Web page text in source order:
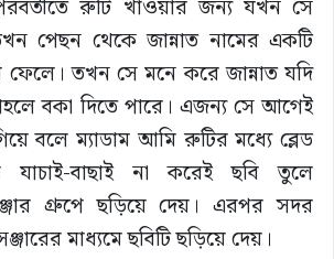
রুটি খাওয়ার জন্য যখন সে
পেছন থেকে জান্নাত নামের একটি
ফেলে। তখন সে মনে করে জান্নাত যদি
বকা দিতে পারে। এজন্য সে আগেই
বলে ম্যাডাম আমি রুটির মধ্যে ব্লেড
যাচাই-বাছাই না করেই ছবি তুলে
গ্রুপে ছড়িয়ে দেয়। এরপর সদর
মাধ্যমে ছবিটি ছড়িয়ে দেয়।